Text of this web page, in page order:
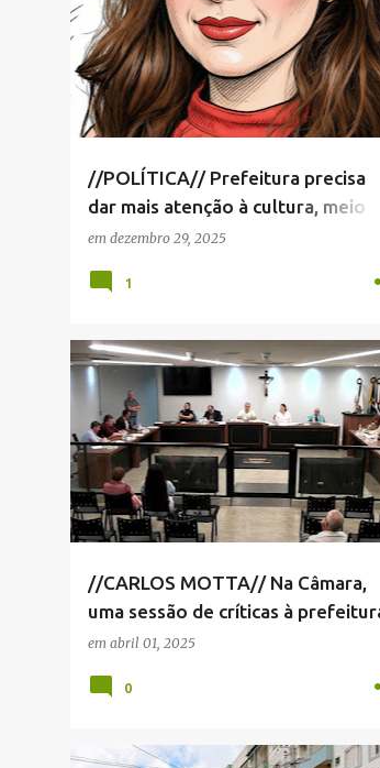
//POLÍTICA// Prefeitura precisa
dar mais atenção à cultura, meio
ambiente e esporte, diz Anna
em dezembro 29, 2025
1
//CARLOS MOTTA// Na Câmara,
uma sessão de críticas à
em abril 01, 2025
CÂMARA MUNICIPAL SERRA NEGRA +
0